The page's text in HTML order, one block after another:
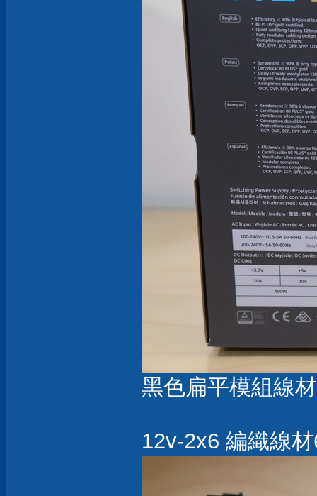
黑色扁平模組線
12v-2x6 編織線